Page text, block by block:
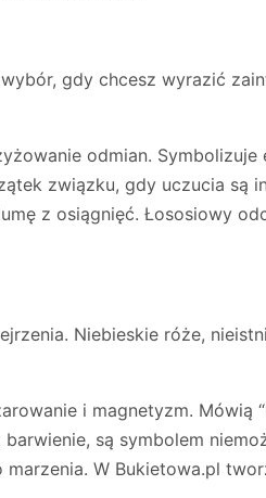
gdy chcesz wyrazić
odmian. Symbolizuje
związku, gdy uczucia są
z osiągnięć. Łososiowy
Niebieskie róże,
i magnetyzm. Mówią
są symbolem
marzenia. W Bukietowa.pl